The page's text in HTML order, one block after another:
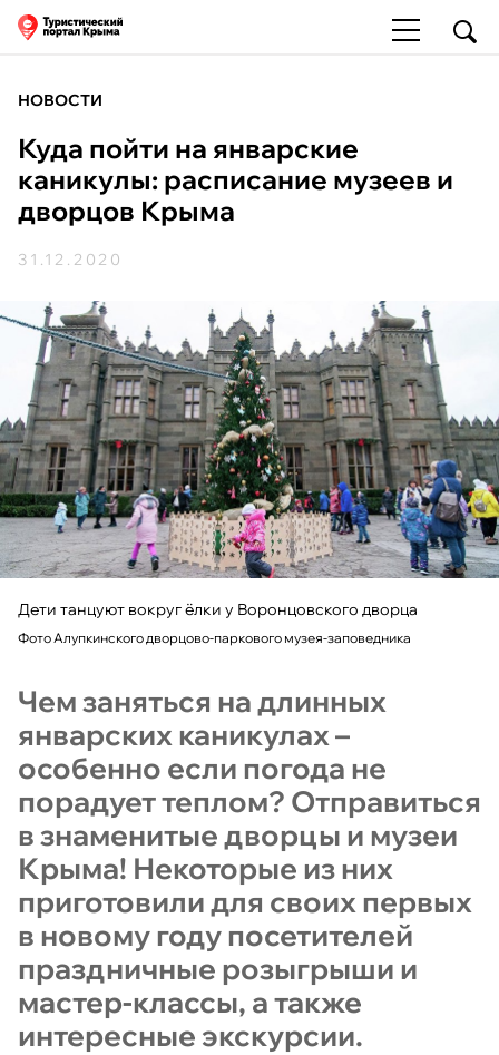
НОВОСТИ
Куда пойти на январские
каникулы: расписание музеев и
дворцов Крыма
31.12.2020
Дети танцуют вокруг ёлки у Воронцовского дворца
Фото Алупкинского дворцово-паркового музея-заповедника
Чем заняться на длинных
январских каникулах –
особенно если погода не
порадует теплом? Отправиться
в знаменитые дворцы и музеи
Крыма! Некоторые из них
приготовили для своих первых
в новому году посетителей
праздничные розыгрыши и
мастер-классы, а также
интересные экскурсии.